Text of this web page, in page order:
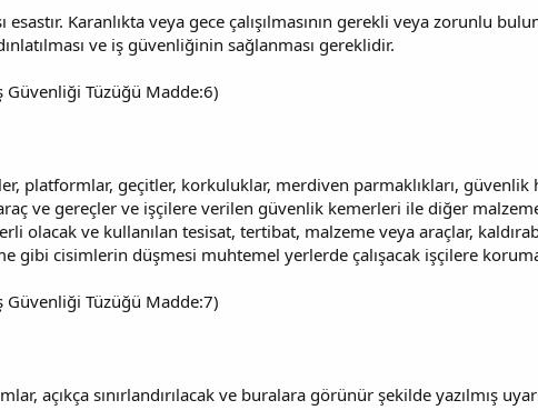
esastır. Karanlıkta veya gece çalışılmasının gerekli veya zorunlu
ve iş güvenliğinin sağlanması gereklidir.
Güvenliği Tüzüğü Madde:6)
platformlar, geçitler, korkuluklar, merdiven parmaklıkları,
ve gereçler ve işçilere verilen güvenlik kemerleri ile diğer
olacak ve kullanılan tesisat, tertibat, malzeme veya araçlar,
gibi cisimlerin düşmesi muhtemel yerlerde çalışacak işçilere
Güvenliği Tüzüğü Madde:7)
açıkça sınırlandırılacak ve buralara görünür şekilde yazılmış